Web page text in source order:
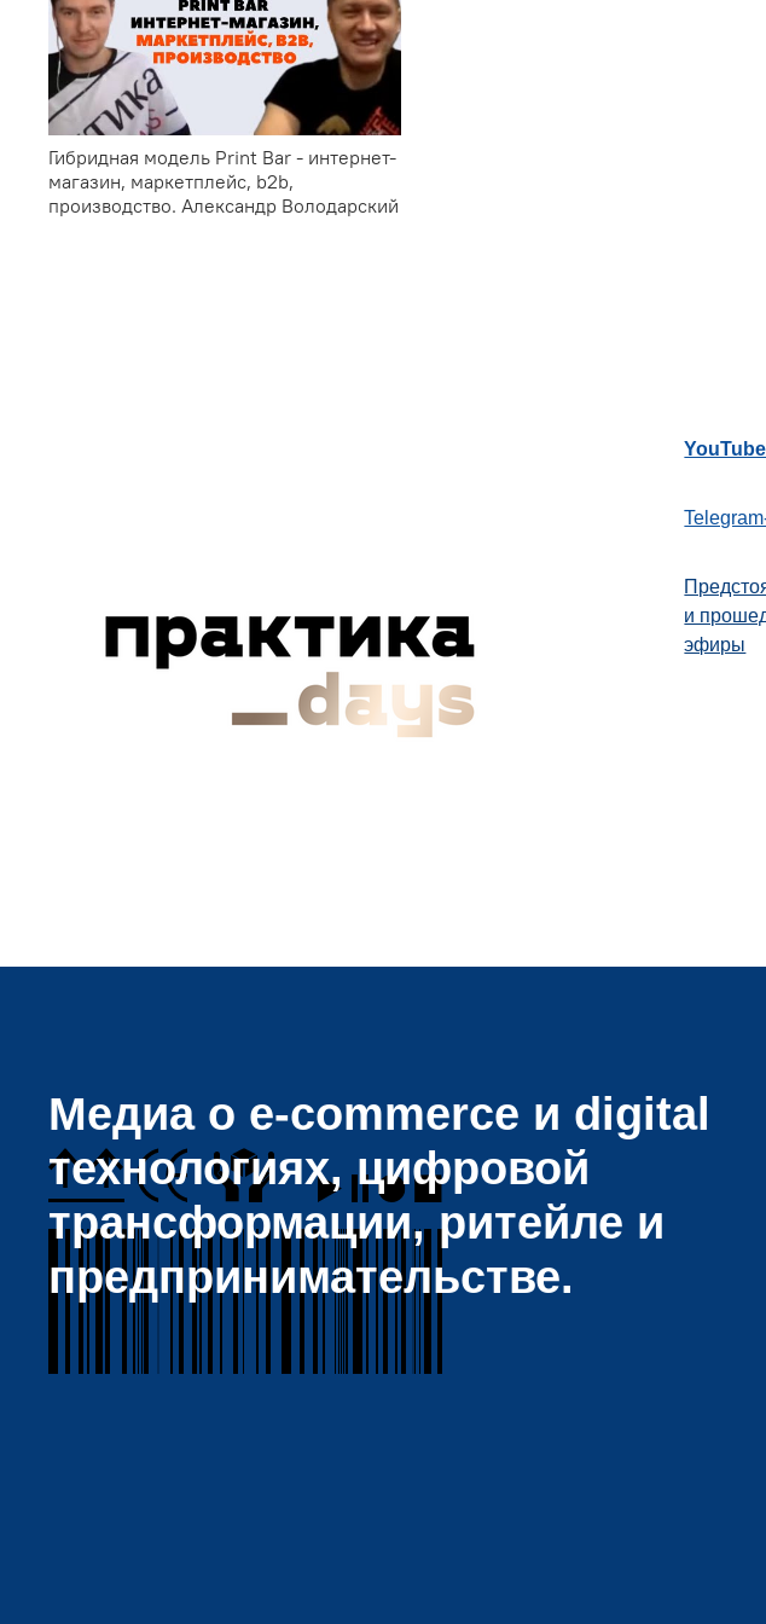
Гибридная модель Print Bar - интернет-
магазин, маркетплейс, b2b,
производство. Александр Володарский
и
эфиры
Медиа о e-commerce и digital
технологиях, цифровой
трансформации, ритейле и
предпринимательстве.